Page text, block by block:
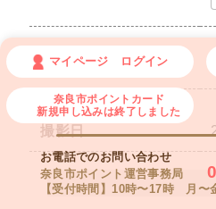
撮影地
撮影日
マイページ ログイン
奈良市ポイントカード
新規申し込みは終了しました
お電話でのお問い合わせ
奈良市ポイント運営事務局
【受付時間】10時〜17時 月